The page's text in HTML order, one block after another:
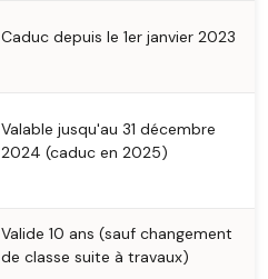
Caduc depuis le 1er janvier 2023
Valable jusqu'au 31 décembre
2024 (caduc en 2025)
Valide 10 ans (sauf changement
de classe suite à travaux)